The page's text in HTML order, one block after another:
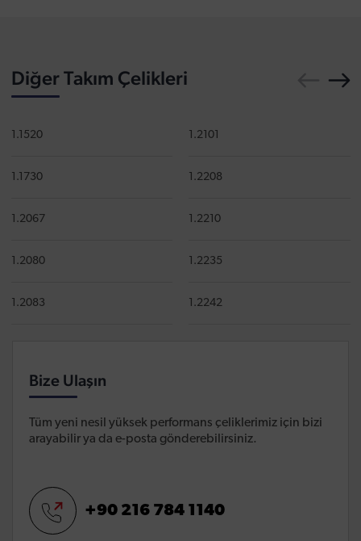
Diğer Takım Çelikleri
1.1520
1.1730
1.2067
1.2080
1.2083
1.2101
1.2208
1.2210
1.2235
1.2242
Bize Ulaşın
Tüm yeni nesil yüksek performans çeliklerimiz için bizi
arayabilir ya da e-posta gönderebilirsiniz.
+90 216 784 1140